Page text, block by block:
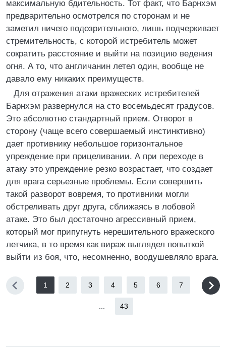
максимальную бдительность. Тот факт, что Барнхэм
предварительно осмотрелся по сторонам и не
заметил ничего подозрительного, лишь подчеркивает
стремительность, с которой истребитель может
сократить расстояние и выйти на позицию ведения
огня. А то, что англичанин летел один, вообще не
давало ему никаких преимуществ.
Для отражения атаки вражеских истребителей
Барнхэм развернулся на сто восемьдесят градусов.
Это абсолютно стандартный прием. Отворот в
сторону (чаще всего совершаемый инстинктивно)
дает противнику небольшое горизонтальное
упреждение при прицеливании. А при переходе в
атаку это упреждение резко возрастает, что создает
для врага серьезные проблемы. Если совершить
такой разворот вовремя, то противники могли
обстреливать друг друга, сближаясь в лобовой
атаке. Это был достаточно агрессивный прием,
который мог припугнуть нерешительного вражеского
летчика, в то время как вираж выглядел попыткой
выйти из боя, что, несомненно, воодушевляло врага.
1 2 3 4 5 6 7
43